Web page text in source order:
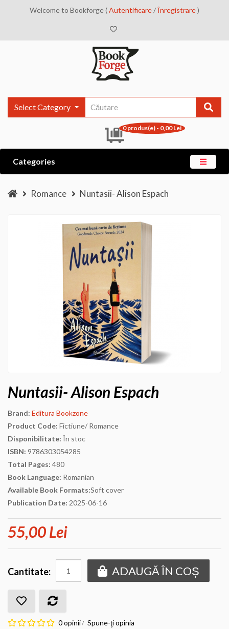
Welcome to Bookforge (Autentificare/Înregistrare)
Select Category
0 produs(e) - 0,00 Lei
Categories
Romance Nuntasii- Alison Espach
Nuntasii- Alison Espach
Brand: Editura Bookzone
Product Code: Fictiune/ Romance
Disponibilitate: În stoc
ISBN: 9786303054285
Total Pages: 480
Book Language: Romanian
Available Book Formats:Soft cover
Publication Date: 2025-06-16
55,00 Lei
Cantitate: ADAUGĂ ÎN COȘ
0 opinii/ Spune-ţi opinia